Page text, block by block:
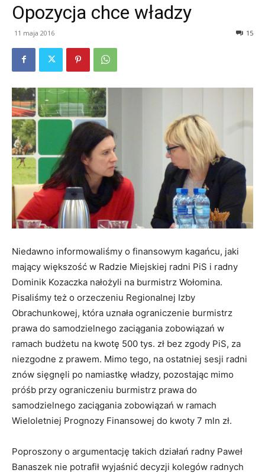
Opozycja chce władzy
11 maja 2016 15
Niedawno informowaliśmy o finansowym kagańcu, jaki
mający większość w Radzie Miejskiej radni PiS i radny
Dominik Kozaczka nałożyli na burmistrz Wołomina.
Pisaliśmy też o orzeczeniu Regionalnej Izby
Obrachunkowej, która uznała ograniczenie burmistrz
prawa do samodzielnego zaciągania zobowiązań w
ramach budżetu na kwotę 500 tys. zł bez zgody PiS, za
niezgodne z prawem. Mimo tego, na ostatniej sesji radni
znów sięgnęli po namiastkę władzy, pozostając mimo
próśb przy ograniczeniu burmistrz prawa do
samodzielnego zaciągania zobowiązań w ramach
Wieloletniej Prognozy Finansowej do kwoty 7 mln zł.
Poproszony o argumentację takich działań radny Paweł
Banaszek nie potrafił wyjaśnić decyzji kolegów radnych